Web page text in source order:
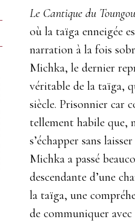
Le Cantique du
où la taïga enneigée
narration à la fois
Michka, le dernier
véritable de la taïga,
siècle. Prisonnier car
tellement habile que,
s’échapper sans
Michka a passé
descendante d’une
la taïga, une
de communiquer avec